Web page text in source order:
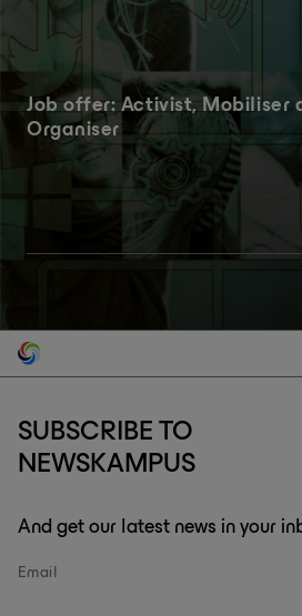
Job offer: Activist, Mobiliser
Organiser
SUBSCRIBE TO
NEWSKAMPUS
And get our latest news in your
Email